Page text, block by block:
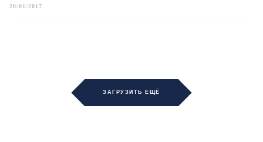
20/01/2017
ЗАГРУЗИТЬ ЕЩЁ